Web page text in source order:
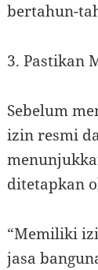
bertahun-
3. Pastikan
Sebelum
izin resmi
ditetapkan
“Memiliki
jasa